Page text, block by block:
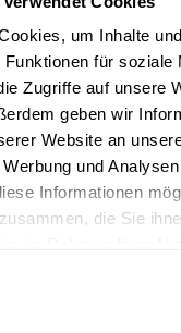
um Inhalte
für soziale
Zugriffe auf unsere
geben wir
Website an
und
Informationen
die Sie
ermöglichen
oder
und steigern dadurch
Besuchers wird weit
wird zum